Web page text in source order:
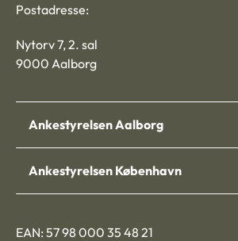
Postadresse:
Nytorv 7, 2. sal
9000 Aalborg
Ankestyrelsen Aalborg
Ankestyrelsen København
EAN: 57 98 000 35 48 21